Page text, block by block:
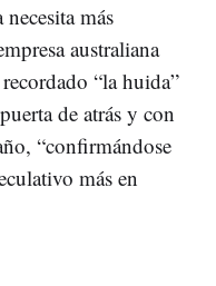
más
australiana
“la huida”
de atrás y con
“confirmándose
más en